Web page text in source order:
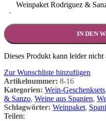
-
Weinpaket Rodriguez &
IN DEN
Dieses Produkt kann leider
Zur Wunschliste hinzufügen
Artikelnummer: 8-16
Kategorien: Wein-Geschenksets,
& Sanzo, Weine aus Spanien,
Schlagwörter: Weinpaket,
Teilen: